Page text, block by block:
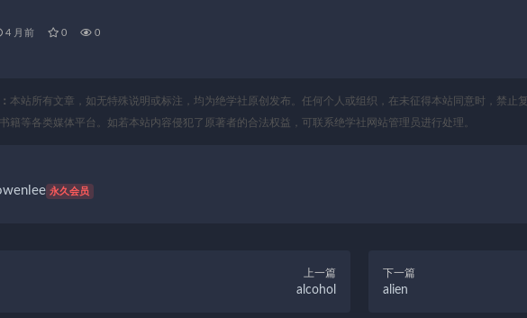
4 月前 0 0
本站所有文章，如无特殊说明或标注，均为绝学社原创发布。任何个人或组织，在未征得本站同意时，禁止
籍等各类媒体平台。如若本站内容侵犯了原著者的合法权益，可联系绝学社网站管理员进行处理。
永久会员
上一篇
alcohol
下一篇
alien